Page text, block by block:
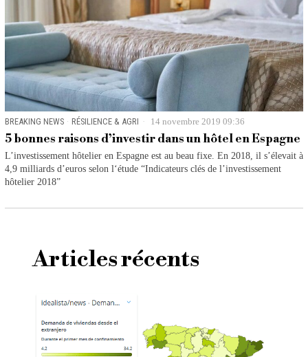
BREAKING NEWS · RÉSILIENCE & AGRI 14 novembre 2019 09:36
5 bonnes raisons d’investir dans un hôtel en Espagne
L’investissement hôtelier en Espagne est au beau fixe. En 2018, il s’élevait à
4,9 milliards d’euros selon l‘étude “Indicateurs clés de l’investissement
hôtelier 2018”
Articles récents